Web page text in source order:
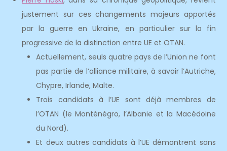
justement sur ces changements majeurs apportés
par la guerre en Ukraine, en particulier sur la fin
progressive de la distinction entre UE et OTAN.
Actuellement, seuls quatre pays de l’Union ne font
pas partie de l’alliance militaire, à savoir l’Autriche,
Chypre, Irlande, Malte.
Trois candidats à l’UE sont déjà membres de
l’OTAN (le Monténégro, l’Albanie et la Macédoine
du Nord).
Et deux autres candidats à l’UE démontrent sans